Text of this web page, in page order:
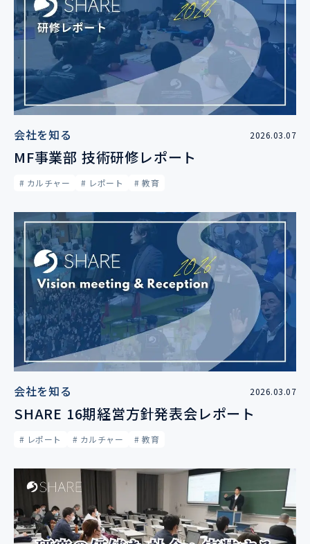
会社を知る 2026.03.07
MF事業部 技術研修レポート
# カルチャー # レポート # 教育
会社を知る 2026.03.07
SHARE 16期経営方針発表会レポート
# レポート # カルチャー # 教育